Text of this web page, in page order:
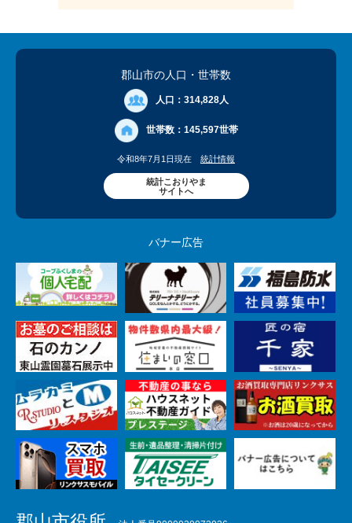
郡山市の人口 ・世帯数
人口： 314,828人
世帯数： 145,597世帯
令和8年7月1日現在 統計情報
統計こおりやま
サイトへ
バナー広告